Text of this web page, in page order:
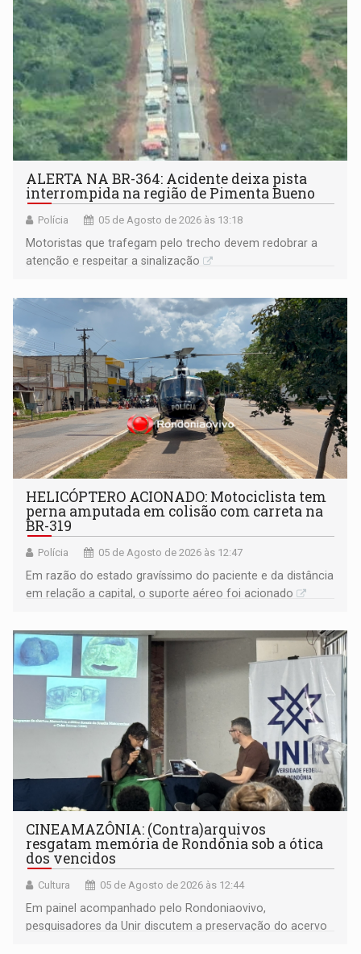
ALERTA NA BR-364: Acidente deixa pista
interrompida na região de Pimenta Bueno
Polícia 05 de Agosto de 2026 às 13:18
​Motoristas que trafegam pelo trecho devem redobrar a
atenção e respeitar a sinalização
HELICÓPTERO ACIONADO: Motociclista tem
perna amputada em colisão com carreta na
BR-319
Polícia 05 de Agosto de 2026 às 12:47
Em razão do estado gravíssimo do paciente e da distância
em relação a capital, o suporte aéreo foi acionado
CINEAMAZÔNIA: (Contra)arquivos
resgatam memória de Rondônia sob a ótica
dos vencidos
Cultura 05 de Agosto de 2026 às 12:44
Em painel acompanhado pelo Rondoniaovivo,
pesquisadores da Unir discutem a preservação do acervo